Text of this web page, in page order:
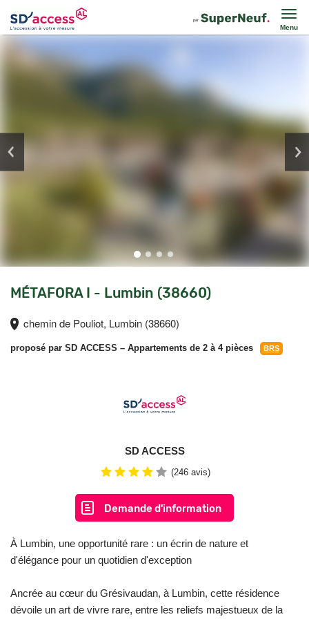
Menu
MÉTAFORA I - Lumbin (38660)
chemin de Pouliot, Lumbin (38660)
proposé par SD ACCESS – Appartements de 2 à 4 pièces BRS
SD ACCESS
(246 avis)
Demande d'information
À Lumbin, une opportunité rare : un écrin de nature et
d'élégance pour un quotidien d'exception
Ancrée au cœur du Grésivaudan, à Lumbin, cette résidence
dévoile un art de vivre rare, entre les reliefs majestueux de la